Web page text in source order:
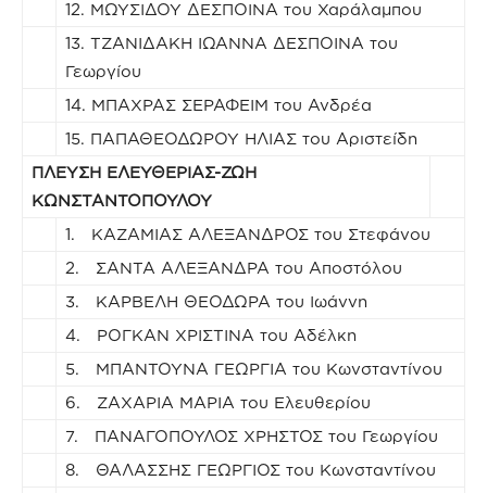
12. ΜΩΥΣΙΔΟΥ ΔΕΣΠΟΙΝΑ του Χαράλαμπου
13. ΤΖΑΝΙΔΑΚΗ ΙΩΑΝΝΑ ΔΕΣΠΟΙΝΑ του
Γεωργίου
14. ΜΠΑΧΡΑΣ ΣΕΡΑΦΕΙΜ του Ανδρέα
15. ΠΑΠΑΘΕΟΔΩΡΟΥ ΗΛΙΑΣ του Αριστείδη
ΠΛΕΥΣΗ ΕΛΕΥΘΕΡΙΑΣ-ΖΩΗ
ΚΩΝΣΤΑΝΤΟΠΟΥΛΟΥ
1. ΚΑΖΑΜΙΑΣ ΑΛΕΞΑΝΔΡΟΣ του Στεφάνου
2. ΣΑΝΤΑ ΑΛΕΞΑΝΔΡΑ του Αποστόλου
3. ΚΑΡΒΕΛΗ ΘΕΟΔΩΡΑ του Ιωάννη
4. ΡΟΓΚΑΝ ΧΡΙΣΤΙΝΑ του Αδέλκη
5. ΜΠΑΝΤΟΥΝΑ ΓΕΩΡΓΙΑ του Κωνσταντίνου
6. ΖΑΧΑΡΙΑ ΜΑΡΙΑ του Ελευθερίου
7. ΠΑΝΑΓΟΠΟΥΛΟΣ ΧΡΗΣΤΟΣ του Γεωργίου
8. ΘΑΛΑΣΣΗΣ ΓΕΩΡΓΙΟΣ του Κωνσταντίνου